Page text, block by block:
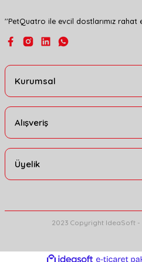
''PetQuatro ile evcil dostlarımız rahat
Kurumsal
Alışveriş
Üyelik
2023 Copyright IdeaSoft -
ideasoft